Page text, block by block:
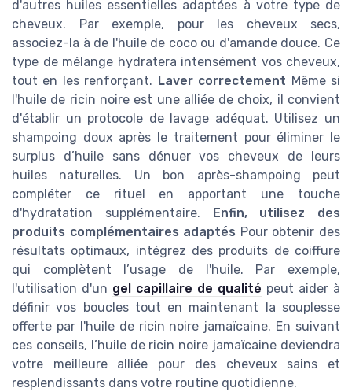
d'autres huiles essentielles adaptées à votre type de
cheveux. Par exemple, pour les cheveux secs,
associez-la à de l'huile de coco ou d'amande douce. Ce
type de mélange hydratera intensément vos cheveux,
tout en les renforçant. Laver correctement Même si
l'huile de ricin noire est une alliée de choix, il convient
d'établir un protocole de lavage adéquat. Utilisez un
shampoing doux après le traitement pour éliminer le
surplus d’huile sans dénuer vos cheveux de leurs
huiles naturelles. Un bon après-shampoing peut
compléter ce rituel en apportant une touche
d'hydratation supplémentaire.
Enfin, utilisez des
produits complémentaires adaptés Pour obtenir des
résultats optimaux, intégrez des produits de coiffure
qui complètent l’usage de l'huile. Par exemple,
l'utilisation d'un gel capillaire de qualité peut aider à
définir vos boucles tout en maintenant la souplesse
offerte par l'huile de ricin noire jamaïcaine. En suivant
ces conseils, l’huile de ricin noire jamaïcaine deviendra
votre meilleure alliée pour des cheveux sains et
resplendissants dans votre routine quotidienne.